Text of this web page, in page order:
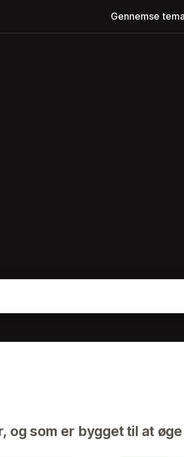
Gennemse
og som er bygget til at øge